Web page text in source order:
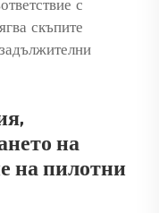
с
скъпите
на
на пилотни